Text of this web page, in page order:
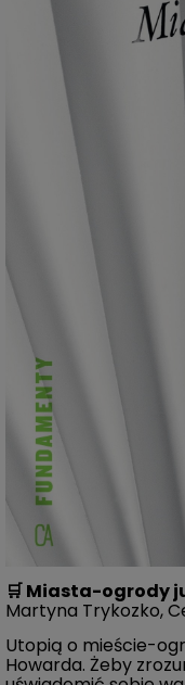
🛒Miasta-ogrody
Martyna Trykozko,
Utopią o mieście-
Howarda. Żeby